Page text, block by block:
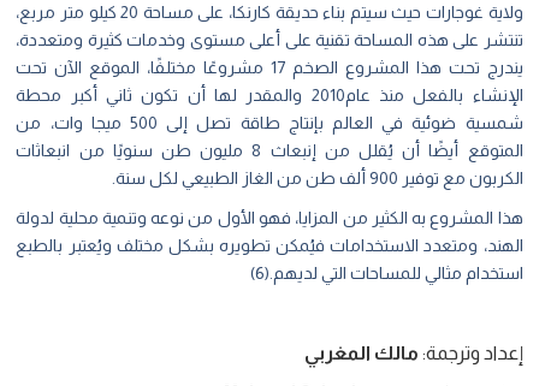
ولاية غوجارات حيث سيتم بناء حديقة كارنكا، على مساحة 20 كيلو متر مربع،
تنتشر على هذه المساحة تقنية على أعلى مستوى وخدمات كثيرة ومتعددة،
يندرج تحت هذا المشروع الصخم 17 مشروعًا مختلفًا، الموقع الآن تحت
الإنشاء بالفعل منذ عام2010 والمقدر لها أن تكون ثاني أكبر محطة
شمسية ضوئية في العالم بإنتاج طاقة تصل إلى 500 ميجا وات، من
المتوقع أيضًا أن يُقلل من إنبعاث 8 مليون طن سنويًا من انبعاثات
الكربون مع توفير 900 ألف طن من الغاز الطبيعي لكل سنة.
هذا المشروع به الكثير من المزايا، فهو الأول من نوعه وتنمية محلية لدولة
الهند، ومتعدد الاستخدامات فيُمكن تطويره بشكل مختلف ويُعتبر بالطبع
استخدام مثالي للمساحات التي لديهم.(6)
إعداد وترجمة: مالك المغربي